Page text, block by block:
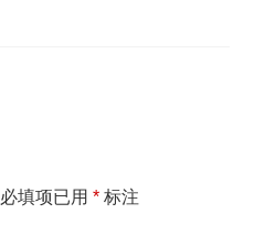
必填项已用* 标注